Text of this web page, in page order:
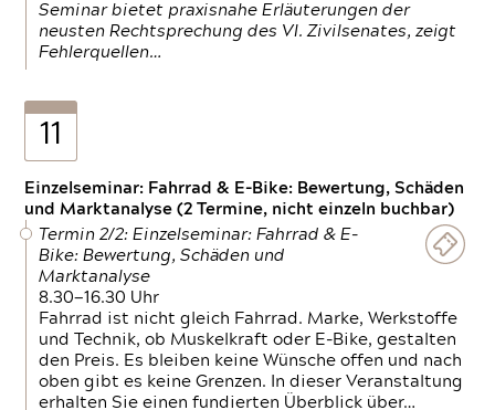
Seminar bietet praxisnahe Erläuterungen der
neusten Rechtsprechung des VI. Zivilsenates, zeigt
Fehlerquellen…
11
Einzelseminar: Fahrrad & E-Bike: Bewertung, Schäden
und Marktanalyse (2 Termine, nicht einzeln buchbar)
Termin 2/2: Einzelseminar: Fahrrad & E-
Bike: Bewertung, Schäden und
Marktanalyse
8.30—16.30 Uhr
Fahrrad ist nicht gleich Fahrrad. Marke, Werkstoffe
und Technik, ob Muskelkraft oder E-Bike, gestalten
den Preis. Es bleiben keine Wünsche offen und nach
oben gibt es keine Grenzen. In dieser Veranstaltung
erhalten Sie einen fundierten Überblick über…